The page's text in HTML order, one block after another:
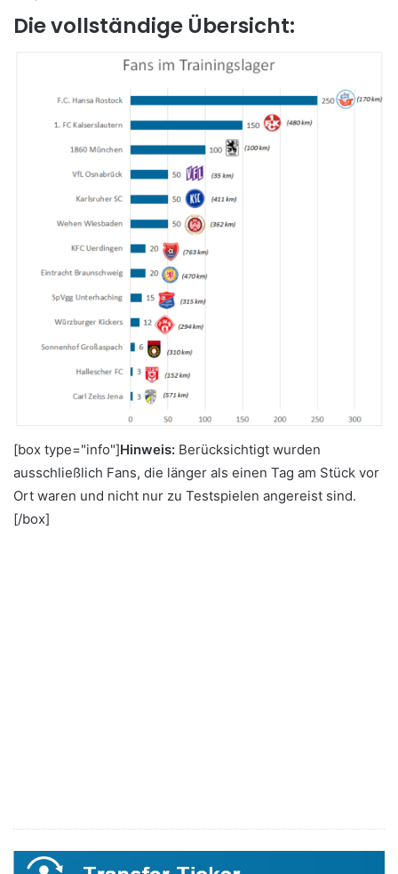
Die vollständige Übersicht:
[box type="info"]Hinweis: Berücksichtigt wurden
ausschließlich Fans, die länger als einen Tag am Stück vor
Ort waren und nicht nur zu Testspielen angereist sind.
[/box]